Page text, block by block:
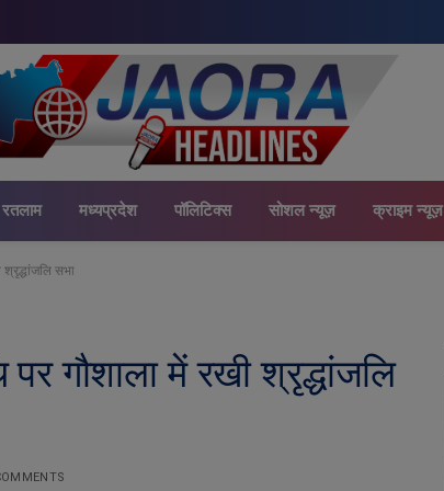
रतलाम मध्यप्रदेश पॉलिटिक्स सोशल न्यूज़ क्राइम न्यूज़
श्रृद्धांजलि सभा
गौशाला में रखी श्रृद्धांजलि